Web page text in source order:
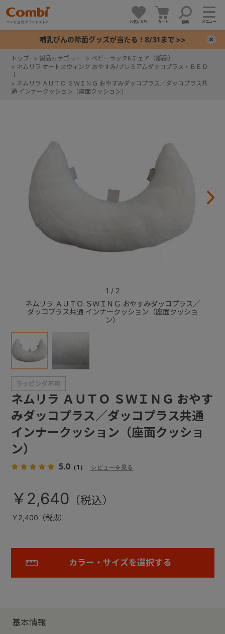
お気に入り カート 検索 メニュー
哺乳びんの除菌グッズが当たる！8/31まで >>
トップ > 製品カテゴリー > ベビーラック&チェア（部品）
> ネムリラ オートスウィング おやすみ/プレミアムダッコプラス・ＢＥＤ
ｉ
> ネムリラ ＡＵＴＯ ＳＷＩＮＧ おやすみダッコプラス／ダッコプラス共
通 インナークッション（座面クッション）
ネムリラ ＡＵＴＯ ＳＷＩＮＧ おやすみダッコプラス／
ダッコプラス共通 インナークッション（座面クッショ
ン）
1 / 2
ネムリラ ＡＵＴＯ ＳＷＩＮＧ おやす
みダッコプラス／ダッコプラス共通
インナークッション（座面クッショ
ン）
5.0（1） レビューを見る
￥2,640
￥2,400（税抜）
カラー・サイズを選択する
基本情報